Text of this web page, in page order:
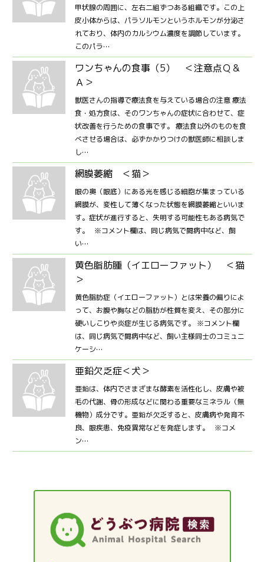
甲状腺の周囲に、左右二組ずつある組織です。この上
皮小体からは、パラソルモンというホルモンが分泌さ
れており、体内のカルシウム濃度を調節しています。
このパラ…
ワンちゃんの食事（5） ＜注意点Ｑ＆
Ａ＞
獣医さんの指導で療法食を与えている場合の注意 療法
食・処方食は、そのワンちゃんの症状に合わせて、症
状改善を行うための食事です。 療法食以外のものを食
べさせる場合は、必ずかかりつけの獣医師に相談しま
し…
網膜萎縮 ＜猫＞
眼の奥（眼底）にある光を感じる細胞が集まっている
網膜が、変性して薄くなった状態を網膜萎縮といいま
す。症状が進行すると、失明する可能性もある病気で
す。 ※コメント欄は、同じ病気で闘病中など、飼
い…
黄色脂肪腫（イエローファット） ＜猫
＞
黄色脂肪症（イエローファット）とは栄養の偏りによ
って、お腹や胸などの脂肪が性質を変え、その部分に
硬いしこりや炎症が生じる病気です。 ※コメント欄
は、同じ病気で闘病中など、飼い主様同士のコミュニ
ケーシ…
亜鉛欠乏症＜犬＞
亜鉛は、体内でさまざまな酵素を活性化し、皮膚や被
毛の代謝、骨の形成などに関わる重要なミネラル（無
機物）成分です。亜鉛が欠乏すると、皮膚病や発育不
良、眼疾患、免疫異常などを発症します。 ※コメ
ン…